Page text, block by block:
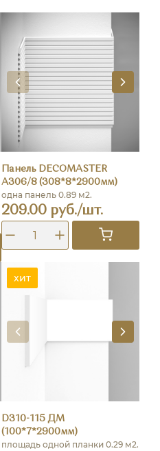
Панель DECOMASTER
A306/8 (308*8*2900мм)
одна панель 0.89 м2.
209.00 руб./шт.
хит
D310-115 ДМ
(100*7*2900мм)
площадь одной планки 0.29 м2.